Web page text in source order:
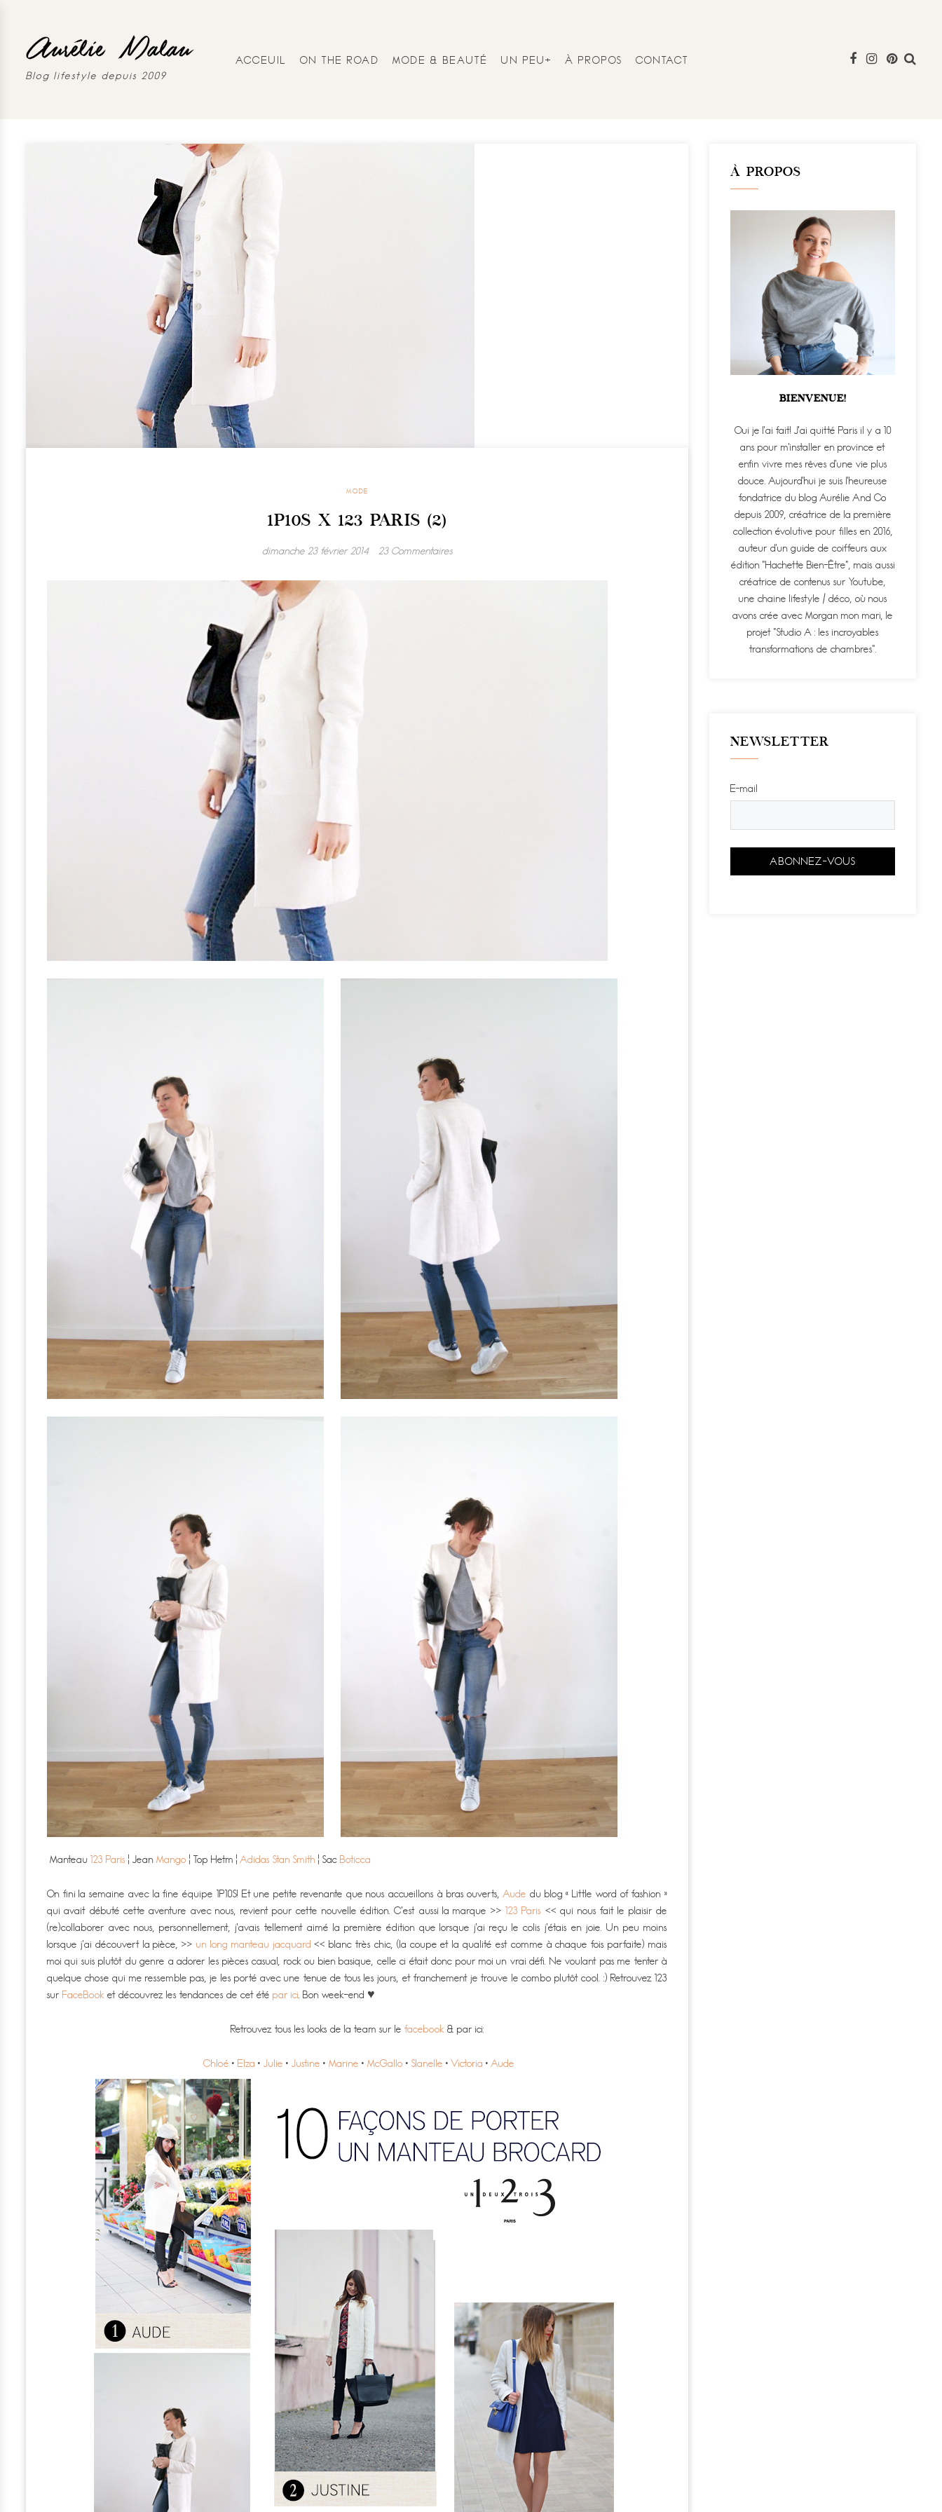
Blog lifestyle depuis 2009
ACCEUIL ON THE ROAD MODE & BEAUTÉ UN PEU+ À PROPOS CONTACT
MODE
1P10S X 123 PARIS (2)
dimanche 23 février 2014 23 Commentaires
Manteau 123 Paris ¦ Jean Mango ¦ Top Hetm ¦ Adidas Stan Smith ¦ Sac Boticca
On fini la semaine avec la fine équipe 1P10S! Et une petite revenante que nous accueillons à bras ouverts,Aude du blog « Little word of fashion »
qui avait débuté cette aventure avec nous, revient pour cette nouvelle édition. C’est aussi la marque >>123 Paris << qui nous fait le plaisir de
(re)collaborer avec nous, personnellement, j’avais tellement aimé la première édition que lorsque j’ai reçu le colis j’étais en joie. Un peu moins
lorsque j’ai découvert la pièce, >>un long manteau jacquard << blanc très chic, (la coupe et la qualité est comme à chaque fois parfaite) mais
moi qui suis plutôt du genre a adorer les pièces casual, rock ou bien basique, celle ci était donc pour moi un vrai défi. Ne voulant pas me tenter à
quelque chose qui me ressemble pas, je les porté avec une tenue de tous les jours, et franchement je trouve le combo plutôt cool. :) Retrouvez 123
sur FaceBook et découvrez les tendances de cet été par ici . Bon week-end ♥
Retrouvez tous les looks de la team sur le facebook & par ici:
Chloé • Elza • Julie • Justine • Marine • McGallo • Slanelle •Victoria •Aude
À PROPOS
BIENVENUE!
Oui je l'ai fait! J'ai quitté Paris il y a 10
ans pour m'installer en province et
enfin vivre mes rêves d'une vie plus
douce. Aujourd'hui je suis l'heureuse
fondatrice du blog Aurélie And Co
depuis 2009, créatrice de la première
collection évolutive pour filles en 2016,
auteur d'un guide de coiffeurs aux
édition "Hachette Bien-Être", mais aussi
créatrice de contenus sur Youtube,
une chaine lifestyle / déco, où nous
avons crée avec Morgan mon mari, le
projet "Studio A : les incroyables
transformations de chambres".
NEWSLETTER
E-mail